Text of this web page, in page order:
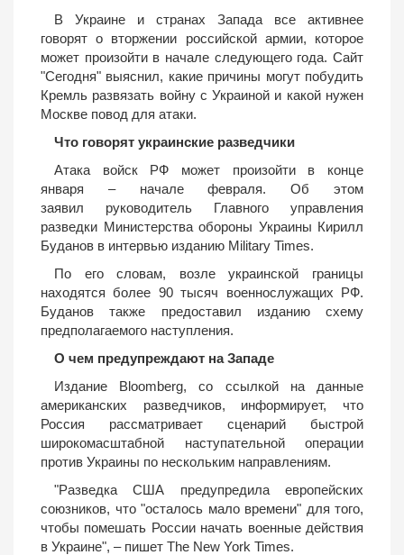
В Украине и странах Запада все активнее
говорят о вторжении российской армии, которое
может произойти в начале следующего года. Сайт
"Сегодня" выяснил, какие причины могут побудить
Кремль развязать войну с Украиной и какой нужен
Москве повод для атаки.
Что говорят украинские разведчики
Атака войск РФ может произойти в конце
января – начале февраля. Об этом
заявил руководитель Главного управления
разведки Министерства обороны Украины Кирилл
Буданов в интервью изданию Military Times.
По его словам, возле украинской границы
находятся более 90 тысяч военнослужащих РФ.
Буданов также предоставил изданию схему
предполагаемого наступления.
О чем предупреждают на Западе
Издание Bloomberg, со ссылкой на данные
американских разведчиков, информирует, что
Россия рассматривает сценарий быстрой
широкомасштабной наступательной операции
против Украины по нескольким направлениям.
"Разведка США предупредила европейских
союзников, что "осталось мало времени" для того,
чтобы помешать России начать военные действия
в Украине", – пишет The New York Times.